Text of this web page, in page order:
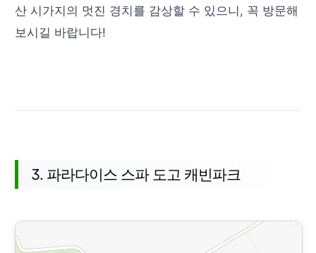
산 시가지의 멋진 경치를 감상할 수 있으니, 꼭 방문해
보시길 바랍니다!
3. 파라다이스 스파 도고 캐빈파크